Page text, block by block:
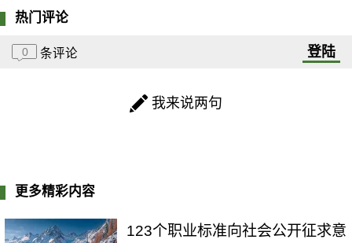
热门评论
0 条评论 登陆
我来说两句
更多精彩内容
123个职业标准向社会公开征求意